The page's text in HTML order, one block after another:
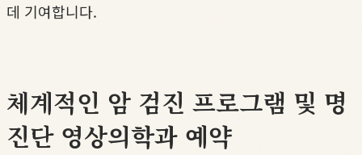
데 기여합니다.
체계적인 암 검진 프로그램 및 명
진단 영상의학과 예약